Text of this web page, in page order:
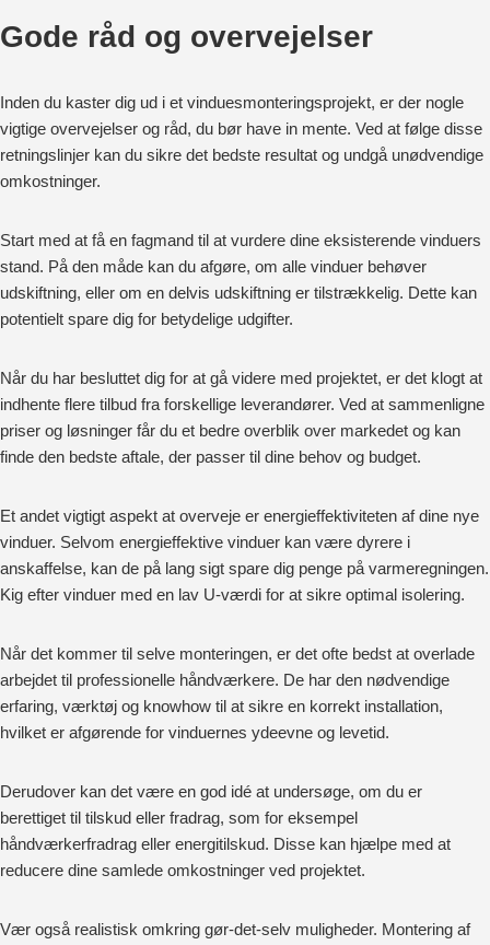
Gode råd og overvejelser
Inden du kaster dig ud i et vinduesmonteringsprojekt, er der nogle
vigtige overvejelser og råd, du bør have in mente. Ved at følge disse
retningslinjer kan du sikre det bedste resultat og undgå unødvendige
omkostninger.
Start med at få en fagmand til at vurdere dine eksisterende vinduers
stand. På den måde kan du afgøre, om alle vinduer behøver
udskiftning, eller om en delvis udskiftning er tilstrækkelig. Dette kan
potentielt spare dig for betydelige udgifter.
Når du har besluttet dig for at gå videre med projektet, er det klogt at
indhente flere tilbud fra forskellige leverandører. Ved at sammenligne
priser og løsninger får du et bedre overblik over markedet og kan
finde den bedste aftale, der passer til dine behov og budget.
Et andet vigtigt aspekt at overveje er energieffektiviteten af dine nye
vinduer. Selvom energieffektive vinduer kan være dyrere i
anskaffelse, kan de på lang sigt spare dig penge på varmeregningen.
Kig efter vinduer med en lav U-værdi for at sikre optimal isolering.
Når det kommer til selve monteringen, er det ofte bedst at overlade
arbejdet til professionelle håndværkere. De har den nødvendige
erfaring, værktøj og knowhow til at sikre en korrekt installation,
hvilket er afgørende for vinduernes ydeevne og levetid.
Derudover kan det være en god idé at undersøge, om du er
berettiget til tilskud eller fradrag, som for eksempel
håndværkerfradrag eller energitilskud. Disse kan hjælpe med at
reducere dine samlede omkostninger ved projektet.
Vær også realistisk omkring gør-det-selv muligheder. Montering af